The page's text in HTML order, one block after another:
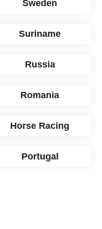
Sweden
Suriname
Russia
Romania
Horse Racing
Portugal